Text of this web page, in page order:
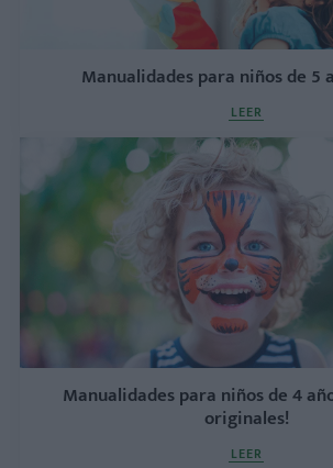
Manualidades para niños de 5
LEER
Manualidades para niños de 4
originales!
LEER